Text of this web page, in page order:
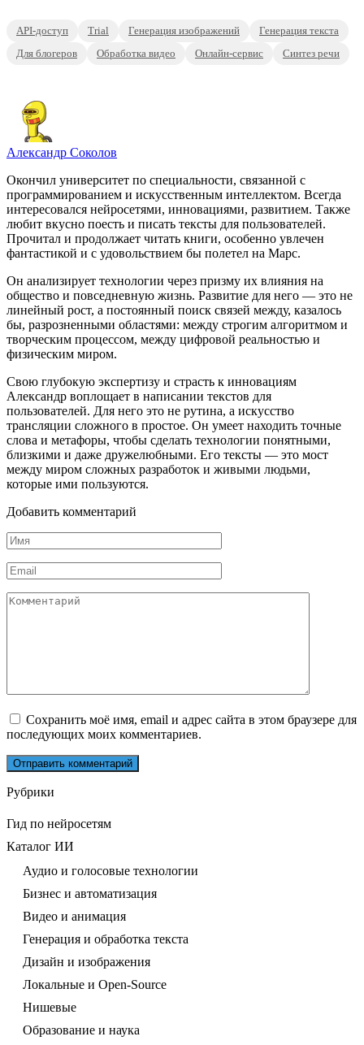
API-доступ Trial Генерация изображений
Генерация текста
Для блогеров
Обработка видео Онлайн-сервис Синтез речи
Александр Соколов
Окончил университет по специальности, связанной с
программированием и искусственным интеллектом. Всегда
интересовался нейросетями, инновациями, развитием. Также
любит вкусно поесть и писать тексты для пользователей.
Прочитал и продолжает читать книги, особенно увлечен
фантастикой и с удовольствием бы полетел на Марс.
Он анализирует технологии через призму их влияния на
общество и повседневную жизнь. Развитие для него — это не
линейный рост, а постоянный поиск связей между, казалось
бы, разрозненными областями: между строгим алгоритмом и
творческим процессом, между цифровой реальностью и
физическим миром.
Свою глубокую экспертизу и страсть к инновациям
Александр воплощает в написании текстов для
пользователей. Для него это не рутина, а искусство
трансляции сложного в простое. Он умеет находить точные
слова и метафоры, чтобы сделать технологии понятными,
близкими и даже дружелюбными. Его тексты — это мост
между миром сложных разработок и живыми людьми,
которые ими пользуются.
Добавить комментарий
Имя
*
Email
*
Комментарий
Сохранить моё имя, email и адрес сайта в этом браузере для
последующих моих комментариев.
Рубрики
Гид по нейросетям
Каталог ИИ
Аудио и голосовые технологии
Бизнес и автоматизация
Видео и анимация
Генерация и обработка текста
Дизайн и изображения
Локальные и Open-Source
Нишевые
Образование и наука